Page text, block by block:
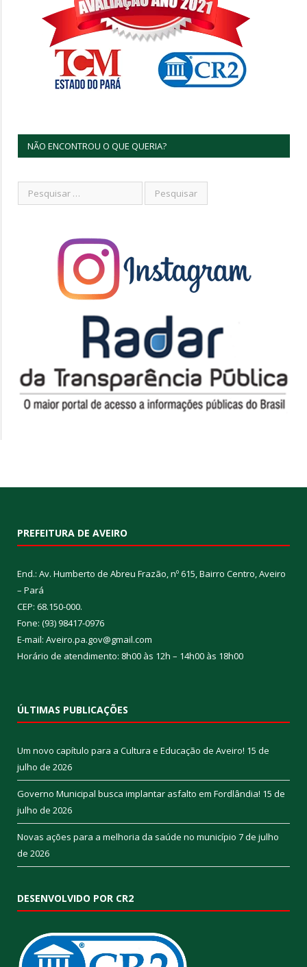
NÃO ENCONTROU O QUE QUERIA?
PREFEITURA DE AVEIRO
End.: Av. Humberto de Abreu Frazão, nº 615, Bairro Centro, Aveiro
– Pará
CEP: 68.150-000.
Fone: (93) 98417-0976
E-mail: Aveiro.pa.gov@gmail.com
Horário de atendimento: 8h00 às 12h – 14h00 às 18h00
ÚLTIMAS PUBLICAÇÕES
Um novo capítulo para a Cultura e Educação de Aveiro! 15 de
julho de 2026
Governo Municipal busca implantar asfalto em Fordlândia! 15 de
julho de 2026
Novas ações para a melhoria da saúde no município 7 de julho
de 2026
DESENVOLVIDO POR CR2